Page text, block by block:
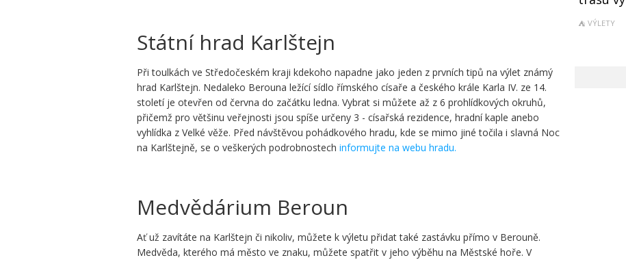
Státní hrad Karlštejn
Při toulkách ve Středočeském kraji kdekoho napadne jako jeden z prvních tipů na výlet známý
hrad Karlštejn. Nedaleko Berouna ležící sídlo římského císaře a českého krále Karla IV. ze 14.
století je otevřen od června do začátku ledna. Vybrat si můžete až z 6 prohlídkových okruhů,
přičemž pro většinu veřejnosti jsou spíše určeny 3 - císařská rezidence, hradní kaple anebo
vyhlídka z Velké věže. Před návštěvou pohádkového hradu, kde se mimo jiné točila i slavná Noc
na Karlštejně, se o veškerých podrobnostech informujte na webu hradu.
Medvědárium Beroun
Ať už zavítáte na Karlštejn či nikoliv, můžete k výletu přidat také zastávku přímo v Berouně.
Medvěda, kterého má město ve znaku, můžete spatřit v jeho výběhu na Městské hoře. V
VÝLETY